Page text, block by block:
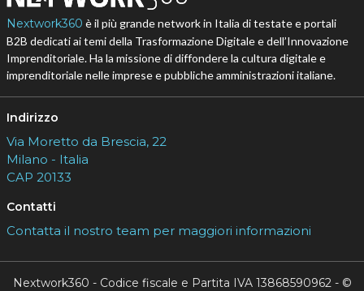
Nextwork360 è il più grande network in Italia di testate e portali
B2B dedicati ai temi della Trasformazione Digitale e dell’Innovazione
Imprenditoriale. Ha la missione di diffondere la cultura digitale e
imprenditoriale nelle imprese e pubbliche amministrazioni italiane.
Indirizzo
Via Moretto da Brescia, 22
Milano - Italia
CAP 20133
Contatti
Contatta il nostro team per maggiori informazioni
Nextwork360 - Codice fiscale e Partita IVA 13868590962 - ©